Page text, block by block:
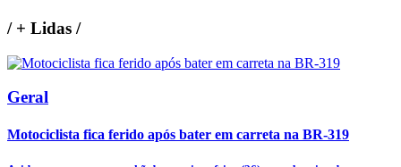
/+ Lidas /
Geral
Motociclista fica ferido após bater em carreta na BR-319